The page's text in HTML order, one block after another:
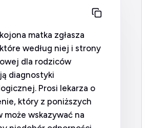
matka zgłasza
według niej i strony
dla rodziców
diagnostyki
Prosi lekarza o
który z poniższych
może wskazywać na